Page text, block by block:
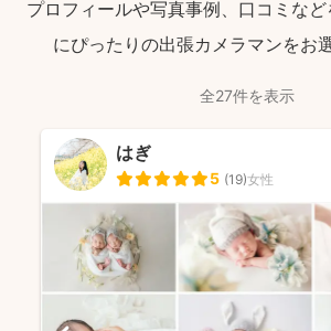
プロフィールや写真事例、口コミな
にぴったりの出張カメラマンをお
全27件を表示
はぎ
5 (19)女性